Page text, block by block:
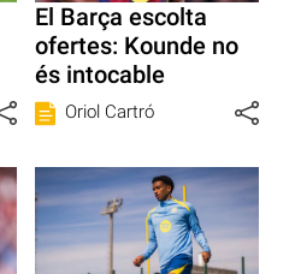
El Barça escolta
ofertes: Kounde no
és intocable
Oriol Cartró